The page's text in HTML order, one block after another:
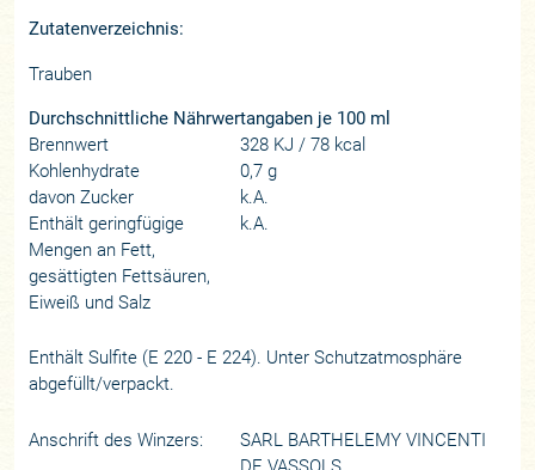
Zutatenverzeichnis:
Trauben
Durchschnittliche Nährwertangaben je 100 ml
Brennwert
328 KJ / 78 kcal
Kohlenhydrate
0,7 g
davon Zucker
k.A.
Enthält geringfügige
Mengen an Fett,
gesättigten Fettsäuren,
Eiweiß und Salz
k.A.
Enthält Sulfite (E 220 - E 224). Unter Schutzatmosphäre
abgefüllt/verpackt.
Anschrift des Winzers:
SARL BARTHELEMY VINCENTI